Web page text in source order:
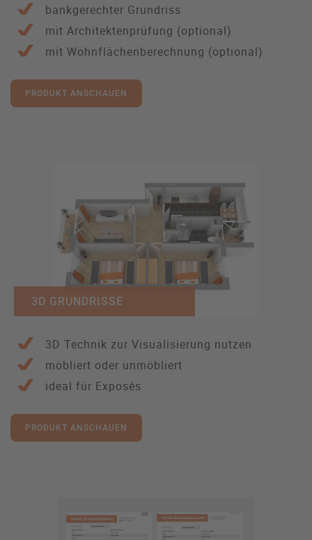
bankgerechter Grundriss
mit Architektenprüfung (optional)
mit Wohnflächenberechnung (optional)
PRODUKT ANSCHAUEN
3D GRUNDRISSE
3D Technik zur Visualisierung nutzen
möbliert oder unmöbliert
ideal für Exposés
PRODUKT ANSCHAUEN